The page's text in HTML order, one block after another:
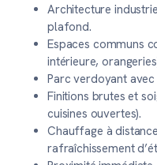
Architecture
plafond.
Espaces communs
intérieure,
Parc verdoyant
Finitions brutes et
cuisines ouvertes).
Chauffage à
rafraîchissement